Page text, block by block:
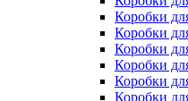
Коробки
Коробки
Коробки
Коробки
Коробки
Коробки